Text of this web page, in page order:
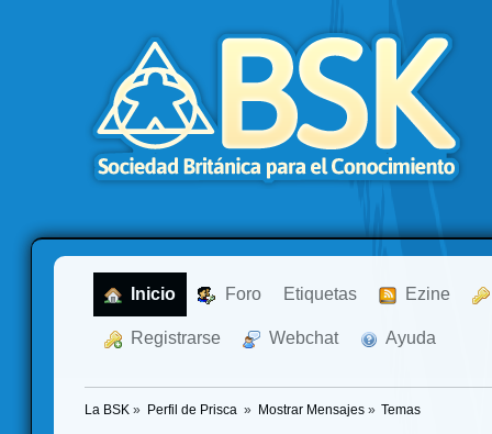
Inicio Foro Etiquetas Ezine
Registrarse Webchat Ayuda
La BSK » Perfil de Prisca » Mostrar Mensajes» Temas